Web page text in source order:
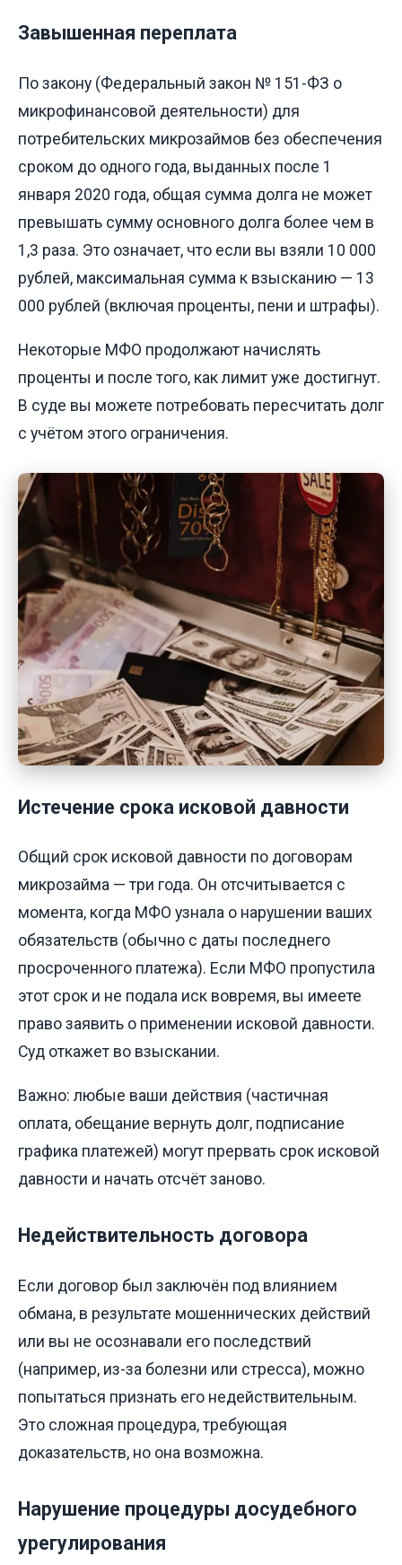
Завышенная переплата
По закону (Федеральный закон № 151-ФЗ о
микрофинансовой деятельности) для
потребительских микрозаймов без обеспечения
сроком до одного года, выданных после 1
января 2020 года, общая сумма долга не может
превышать сумму основного долга более чем в
1,3 раза. Это означает, что если вы взяли 10 000
рублей, максимальная сумма к взысканию — 13
000 рублей (включая проценты, пени и штрафы).
Некоторые МФО продолжают начислять
проценты и после того, как лимит уже достигнут.
В суде вы можете потребовать пересчитать долг
с учётом этого ограничения.
Истечение срока исковой давности
Общий срок исковой давности по договорам
микрозайма — три года. Он отсчитывается с
момента, когда МФО узнала о нарушении ваших
обязательств (обычно с даты последнего
просроченного платежа). Если МФО пропустила
этот срок и не подала иск вовремя, вы имеете
право заявить о применении исковой давности.
Суд откажет во взыскании.
Важно: любые ваши действия (частичная
оплата, обещание вернуть долг, подписание
графика платежей) могут прервать срок исковой
давности и начать отсчёт заново.
Недействительность договора
Если договор был заключён под влиянием
обмана, в результате мошеннических действий
или вы не осознавали его последствий
(например, из-за болезни или стресса), можно
попытаться признать его недействительным.
Это сложная процедура, требующая
доказательств, но она возможна.
Нарушение процедуры досудебного
урегулирования